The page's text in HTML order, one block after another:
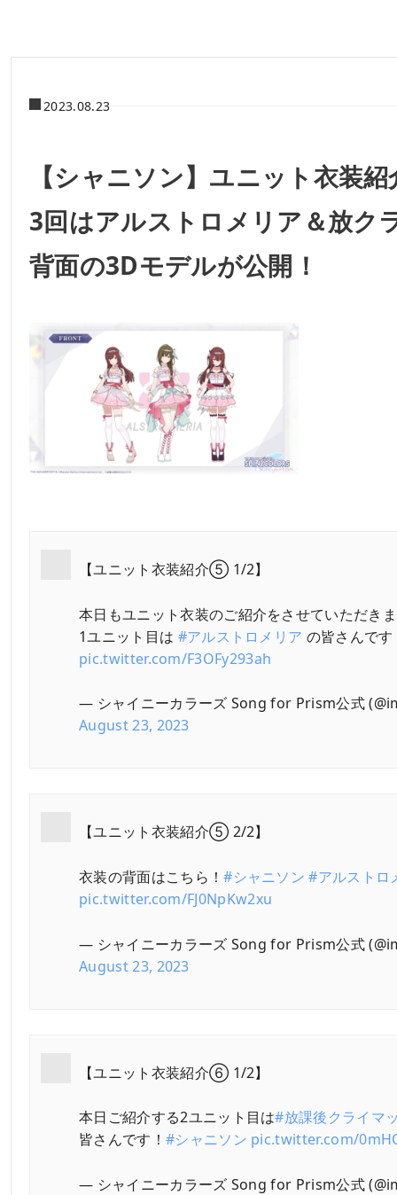
2023.08.23
【シャニソン】ユニット衣装
3回はアルストロメリア＆放ク
背面の3Dモデルが公開！
【ユニット衣装紹介⑤ 1/2】
本日もユニット衣装のご紹介をさせていただき
1ユニット目は #アルストロメリア の皆さんです
pic.twitter.com/F3OFy293ah
— シャイニーカラーズ Song for Prism公式
August 23, 2023
【ユニット衣装紹介⑤ 2/2】
衣装の背面はこちら！#シャニソン #アルストロ
pic.twitter.com/FJ0NpKw2xu
— シャイニーカラーズ Song for Prism公式
August 23, 2023
【ユニット衣装紹介⑥ 1/2】
本日ご紹介する2ユニット目は#放課後クライマ
皆さんです！ #シャニソン pic.twitter.com/
— シャイニーカラーズ Song for Prism公式